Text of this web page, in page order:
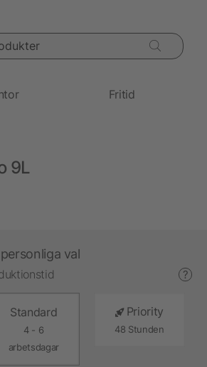
Fritid
9L
val
?
Standard
4 - 6
arbetsdagar
Priority
48 Stunden